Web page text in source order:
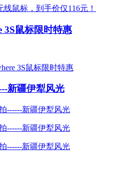
3S鼠标限时特惠
新疆伊犁风光